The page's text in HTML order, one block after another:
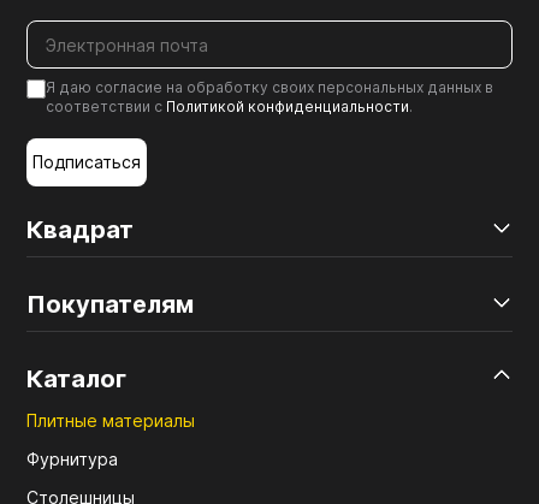
Квадрат
Покупателям
Каталог
Плитные материалы
Фурнитура
Столешницы
Я даю согласие на обработку своих персональных данных в
соответствии с Политикой конфиденциальности.
Подписаться